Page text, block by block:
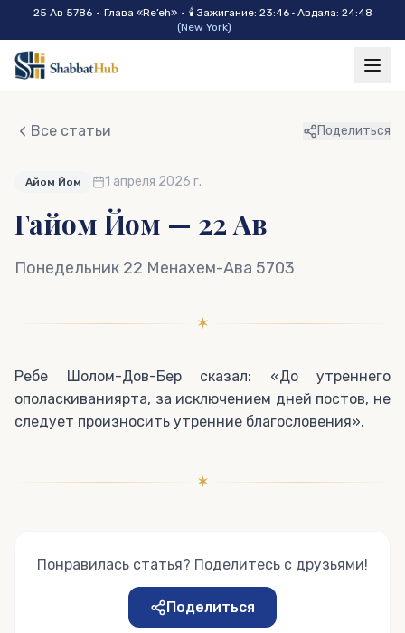
Skip to main content
25 Ав 5786 • Глава «Re’eh» • 🕯 Зажигание: 23:46 · Авдала: 24:48
(New York)
Все статьи Поделиться
Айом Йом 1 апреля 2026 г.
Гайом Йом — 22 Ав
Понедельник 22 Менахем-Ава 5703
✶
Ребе Шолом-Дов-Бер сказал: «До утреннего
ополаскиваниярта, за исключением дней постов, не
следует произносить утренние благословения».
✶
Понравилась статья? Поделитесь с друзьями!
Поделиться